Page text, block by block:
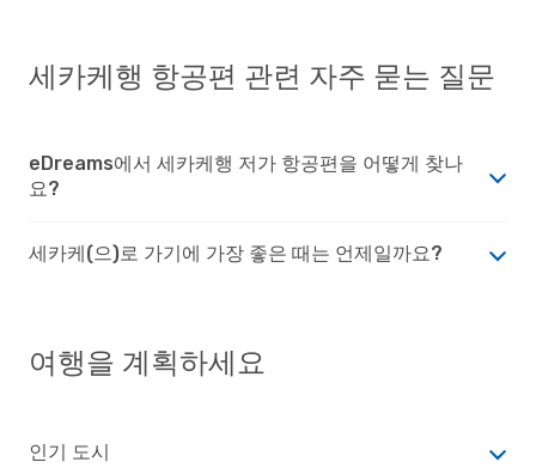
세카케행 항공편 관련 자주 묻는 질문
eDreams에서 세카케행 저가 항공편을 어떻게 찾나
요?
세카케(으)로 가기에 가장 좋은 때는 언제일까요?
여행을 계획하세요
인기 도시